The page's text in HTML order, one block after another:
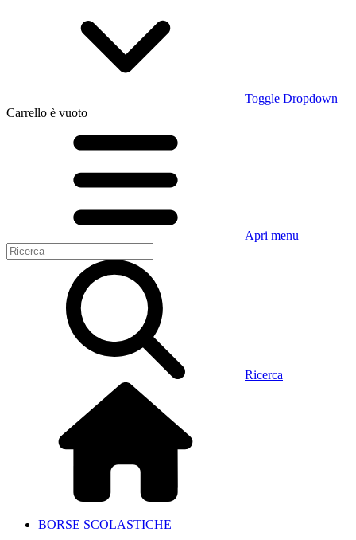
Toggle Dropdown
Carrello è vuoto
Apri menu
Ricerca
BORSE SCOLASTICHE